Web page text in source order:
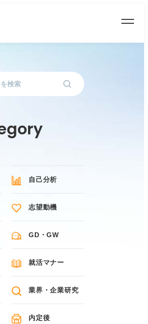
自己分析
志望動機
GD・GW
就活マナー
業界・企業研究
内定後